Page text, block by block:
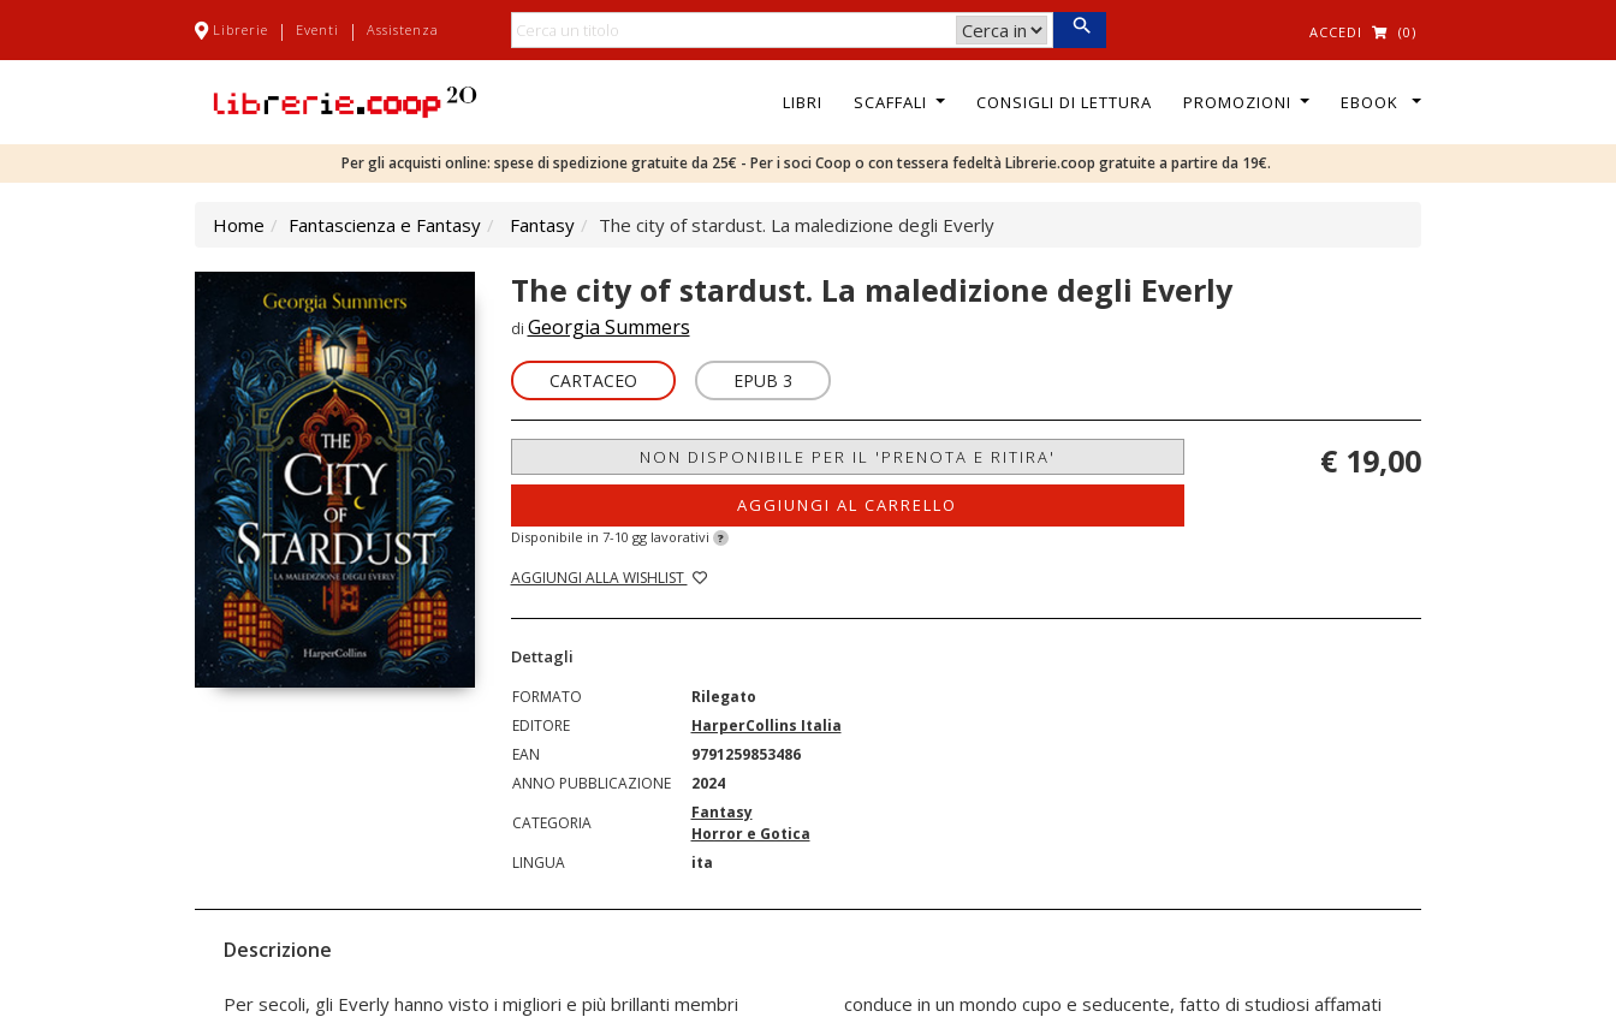
Librerie | Eventi | Assistenza ACCEDI (0)
LIBRI SCAFFALI CONSIGLI DI LETTURA PROMOZIONI EBOOK
Per gli acquisti online: spese di spedizione gratuite da 25€ - Per i soci Coop o con tessera fedeltà Librerie.coop gratuite a partire da 19€.
Home Fantascienza e Fantasy Fantasy The city of stardust. La maledizione degli Everly
The city of stardust. La maledizione degli Everly
di Georgia Summers
CARTACEO EPUB 3
NON DISPONIBILE PER IL 'PRENOTA E RITIRA'
AGGIUNGI AL CARRELLO
Disponibile in 7-10 gg lavorativi ?
AGGIUNGI ALLA WISHLIST
€ 19,00
Dettagli
FORMATO
Rilegato
EDITORE
HarperCollins Italia
EAN
9791259853486
ANNO PUBBLICAZIONE
2024
CATEGORIA
Fantasy
Horror e Gotica
LINGUA
ita
Descrizione
Per secoli, gli Everly hanno visto i migliori e più brillanti membri
conduce in un mondo cupo e seducente, fatto di studiosi affamati